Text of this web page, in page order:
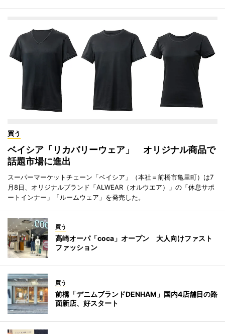
買う
ベイシア「リカバリーウェア」 オリジナル商品で
話題市場に進出
スーパーマーケットチェーン「ベイシア」（本社＝前橋市亀里町）は7
月8日、オリジナルブランド「ALWEAR（オルウエア）」の「休息サポ
ートインナー」「ルームウェア」を発売した。
買う
高崎オーパ「coca」オープン 大人向けファスト
ファッション
買う
前橋「デニムブランドDENHAM」国内4店舗目の路
面新店、好スタート